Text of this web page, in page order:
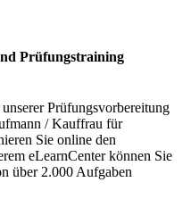
Prüfungstraining
Prüfungsvorbereitung
/ Kauffrau für
Sie online den
eLearnCenter können Sie
über 2.000 Aufgaben